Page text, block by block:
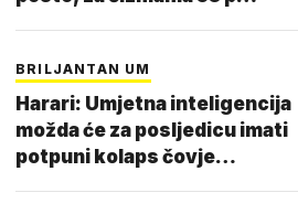
BRILJANTAN UM
Harari: Umjetna inteligencija
možda će za posljedicu imati
potpuni kolaps čovje…